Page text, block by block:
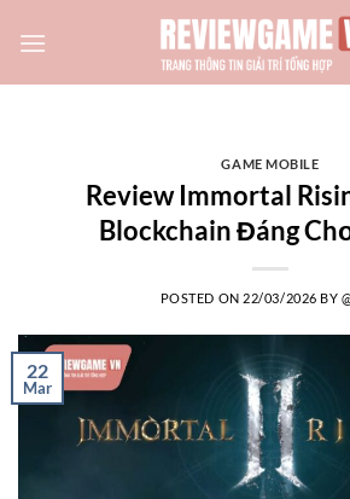
GAME MOBILE
Review Immortal
Blockchain Đáng
POSTED ON 22/03/2026 BY
22
Mar